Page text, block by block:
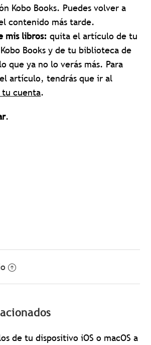
Kobo Books. Puedes volver a
contenido más tarde.
mis libros: quita el artículo de tu
Books y de tu biblioteca de
que ya no lo verás más. Para
artículo, tendrás que ir al
cuenta.
.
de tu dispositivo iOS o macOS a